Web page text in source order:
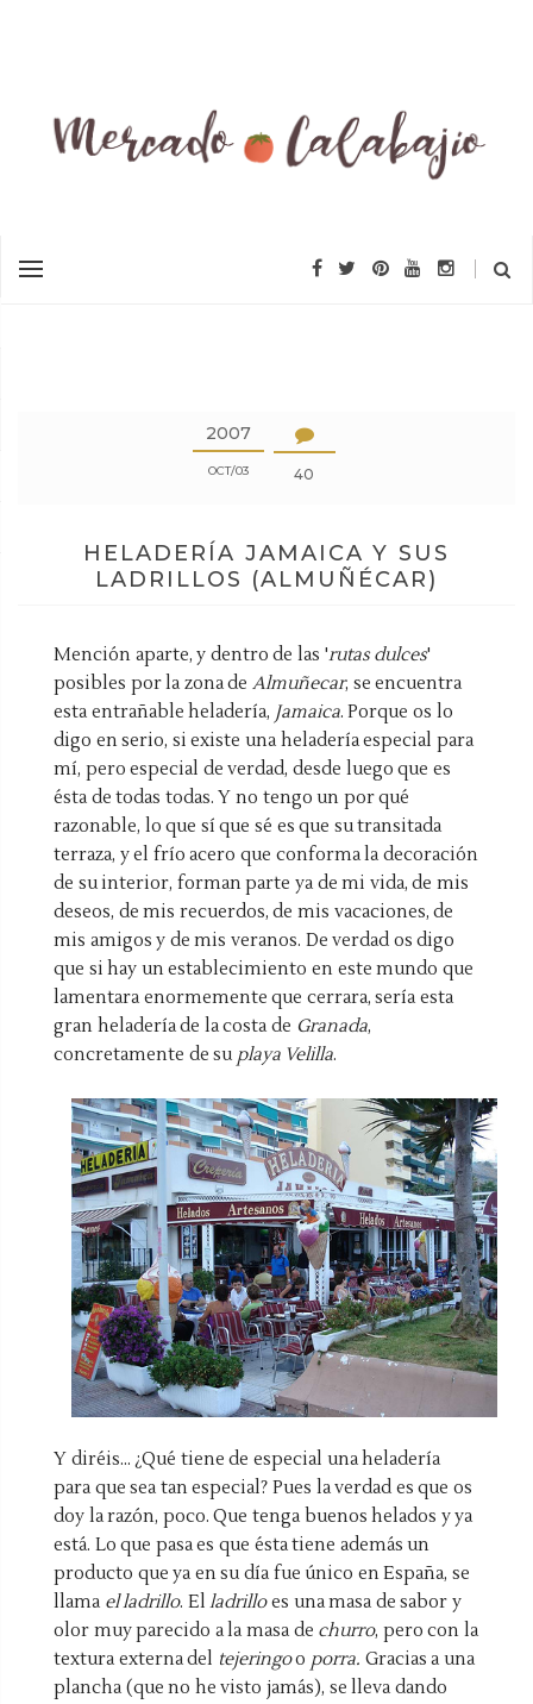
2007
OCT 03 40
HELADERÍA JAMAICA Y SUS
LADRILLOS (ALMUÑÉCAR)
Mención aparte, y dentro de las 'rutas dulces'
posibles por la zona de Almuñecar, se encuentra
esta entrañable heladería, Jamaica. Porque os lo
digo en serio, si existe una heladería especial para
mí, pero especial de verdad, desde luego que es
ésta de todas todas. Y no tengo un por qué
razonable, lo que sí que sé es que su transitada
terraza, y el frío acero que conforma la decoración
de su interior, forman parte ya de mi vida, de mis
deseos, de mis recuerdos, de mis vacaciones, de
mis amigos y de mis veranos. De verdad os digo
que si hay un establecimiento en este mundo que
lamentara enormemente que cerrara, sería esta
gran heladería de la costa de Granada,
concretamente de su playa Velilla.
Y diréis… ¿Qué tiene de especial una heladería
para que sea tan especial? Pues la verdad es que os
doy la razón, poco. Que tenga buenos helados y ya
está. Lo que pasa es que ésta tiene además un
producto que ya en su día fue único en España, se
llama el ladrillo. Elladrilloes una masa de sabor y
olor muy parecido a la masa de churro, pero con la
textura externa del tejeringoo porra. Gracias a una
plancha (que no he visto jamás), se lleva dando